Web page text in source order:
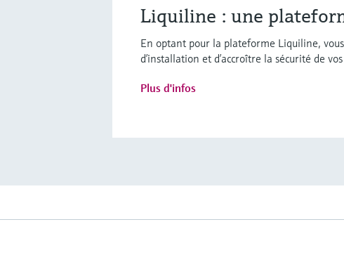
Liquiline : une
En optant pour la plateforme Liquiline,
d’installation et d’accroître la sécurité de
Plus d'infos